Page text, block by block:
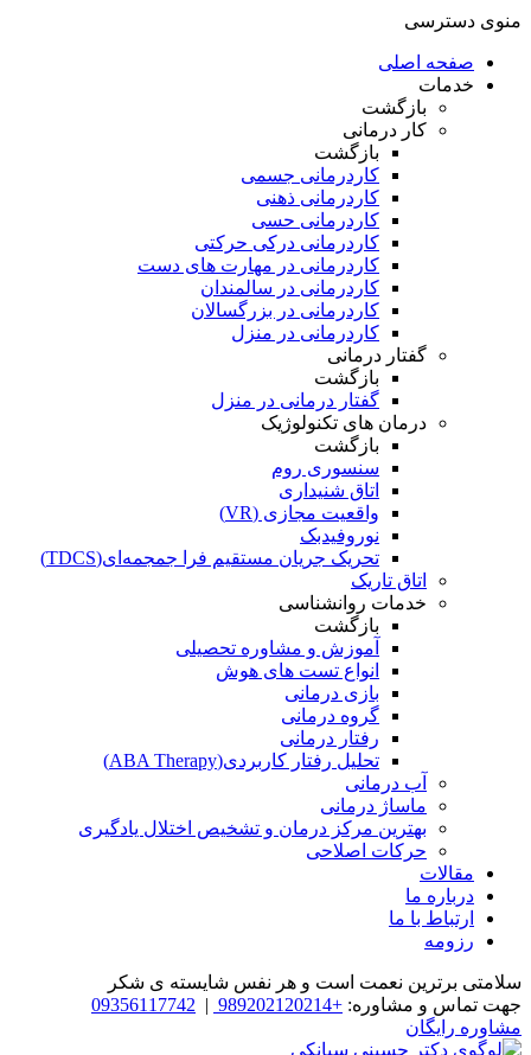
منوی دسترسی
صفحه اصلی
خدمات
بازگشت
کار درمانی
بازگشت
کاردرمانی جسمی
کاردرمانی ذهنی
کاردرمانی حسی
کاردرمانی درکی حرکتی
کاردرمانی در مهارت های دست
کاردرمانی در سالمندان
کاردرمانی در بزرگسالان
کاردرمانی در منزل
گفتار درمانی
بازگشت
گفتار درمانی در منزل
درمان های تکنولوژیک
بازگشت
سنسوری روم
اتاق شنیداری
واقعیت مجازی (VR)
نوروفیدبک
تحریک جریان مستقیم فرا جمجمه‌ای(TDCS)
اتاق تاریک
خدمات روانشناسی
بازگشت
آموزش و مشاوره تحصیلی
انواع تست های هوش
بازی درمانی
گروه درمانی
رفتار درمانی
تحلیل رفتار کاربردی(ABA Therapy)
آب درمانی
ماساژ درمانی
بهترین مرکز درمان و تشخیص اختلال یادگیری
حرکات اصلاحی
مقالات
درباره ما
ارتباط با ما
رزومه
سلامتی برترین نعمت است و هر نفس شایسته­ ی شکر
جهت تماس و مشاوره: +989202120214
|
09356117742
مشاوره رایگان